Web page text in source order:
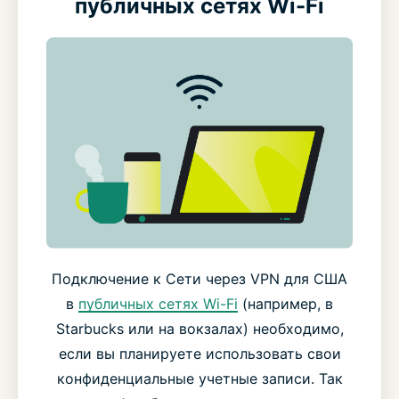
публичных сетях Wi-Fi
Подключение к Сети через VPN для США
в публичных сетях Wi-Fi (например, в
Starbucks или на вокзалах) необходимо,
если вы планируете использовать свои
конфиденциальные учетные записи. Так